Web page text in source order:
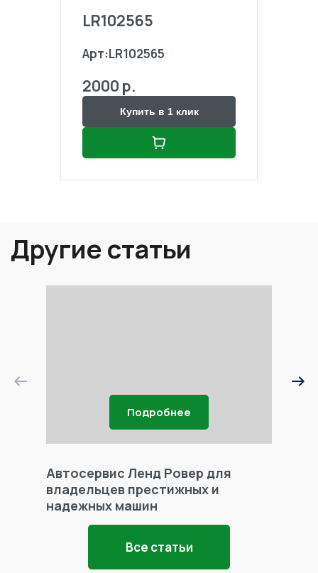
LR102565
Арт:LR102565
2000 р.
Купить в 1 клик
Другие статьи
Подробнее
Автосервис Ленд Ровер для
владельцев престижных и
надежных машин
Все статьи